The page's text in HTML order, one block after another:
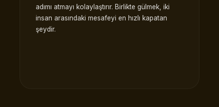
adımı atmayı kolaylaştırır. Birlikte gülmek, iki
insan arasındaki mesafeyi en hızlı kapatan
şeydir.